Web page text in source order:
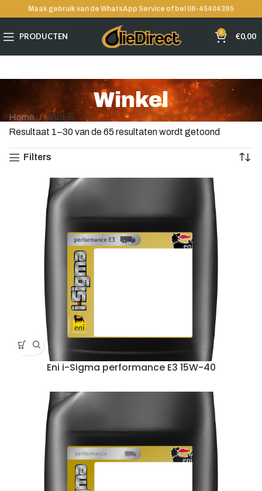
Maak gebruik van de WhatsApp Service of bel 06-45404395
PRODUCTEN 0 €0,00
Winkel
Home
Winkel
Resultaat 1–30 van de 65 resultaten wordt getoond
Filters
Eni i-Sigma performance E3 15W-40